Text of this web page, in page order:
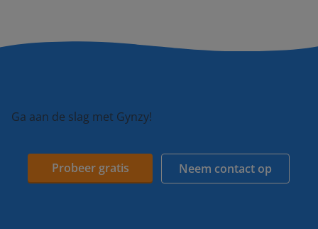
Ga aan de slag met Gynzy!
Probeer gratis Neem contact op